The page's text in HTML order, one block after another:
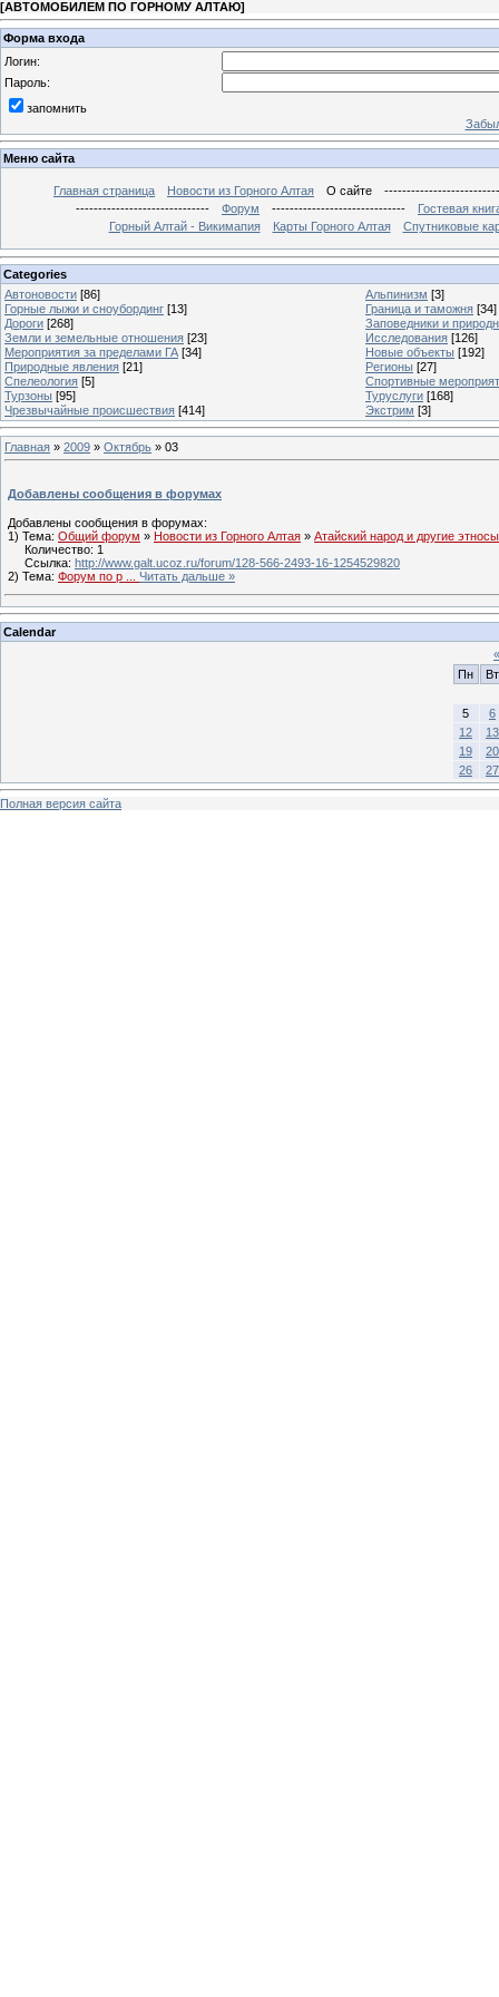
[АВТОМОБИЛЕМ ПО ГОРНОМУ АЛТАЮ]
Форма входа
Логин:
Пароль:
запомнить
Меню сайта
Главная страница Новости из Горного Алтая О сайте
------------------------------
Форум ------------------------------
Гостевая
Горный Алтай - Викимапия
Карты Горного Алтая Спутниковые
Categories
Автоновости [86] Альпинизм [3]
Горные лыжи и сноубординг [13] Граница и таможня [34]
Дороги [268]
Заповедники и
Земли и земельные отношения [23] Исследования [126]
Мероприятия за пределами ГА [34] Новые объекты [192]
Природные явления [21] Регионы [27]
Спелеология [5]
Спортивные
Турзоны [95] Туруслуги [168]
Чрезвычайные происшествия [414] Экстрим [3]
Главная » 2009 » Октябрь » 03
Добавлены сообщения в форумах
Добавлены сообщения в форумах:
1) Тема: Общий форум » Новости из Горного Алтая » Атайский народ и другие этносы
Количество: 1
Ссылка: http://www.galt.ucoz.ru/forum/128-566-2493-16-1254529820
2) Тема: Форум по р Читать дальше »
Calendar
«
Пн
Вт
5
6
12
13
19
20
26
27
Полная версия сайта